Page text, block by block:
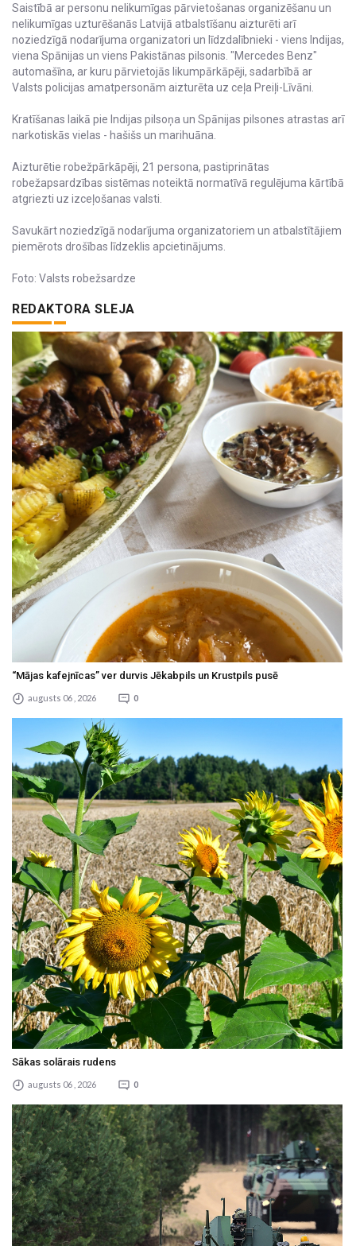
Saistībā ar personu nelikumīgas pārvietošanas organizēšanu un
nelikumīgas uzturēšanās Latvijā atbalstīšanu aizturēti arī
noziedzīgā nodarījuma organizatori un līdzdalībnieki - viens Indijas,
viena Spānijas un viens Pakistānas pilsonis. "Mercedes Benz"
automašīna, ar kuru pārvietojās likumpārkāpēji, sadarbībā ar
Valsts policijas amatpersonām aizturēta uz ceļa Preiļi-Līvāni.
Kratīšanas laikā pie Indijas pilsoņa un Spānijas pilsones atrastas arī
narkotiskās vielas - hašišs un marihuāna.
Aizturētie robežpārkāpēji, 21 persona, pastiprinātas
robežapsardzības sistēmas noteiktā normatīvā regulējuma kārtībā
atgriezti uz izceļošanas valsti.
Savukārt noziedzīgā nodarījuma organizatoriem un atbalstītājiem
piemērots drošības līdzeklis apcietinājums.
Foto: Valsts robežsardze
REDAKTORA SLEJA
“Mājas kafejnīcas” ver durvis Jēkabpils un Krustpils pusē
augusts 06 , 2026 0
Sākas solārais rudens
augusts 06 , 2026 0